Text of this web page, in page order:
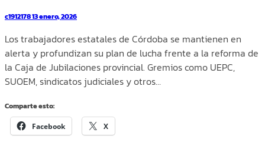
c191217813 enero, 2026
Los trabajadores estatales de Córdoba se mantienen en
alerta y profundizan su plan de lucha frente a la reforma de
la Caja de Jubilaciones provincial. Gremios como UEPC,
SUOEM, sindicatos judiciales y otros…
Comparte esto:
Facebook X